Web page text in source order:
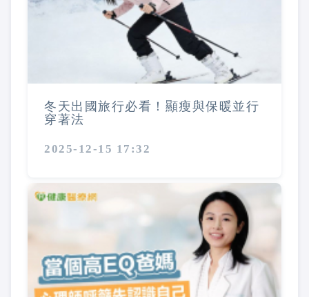
冬天出國旅行必看！顯瘦與保暖並行
穿著法
2025-12-15 17:32